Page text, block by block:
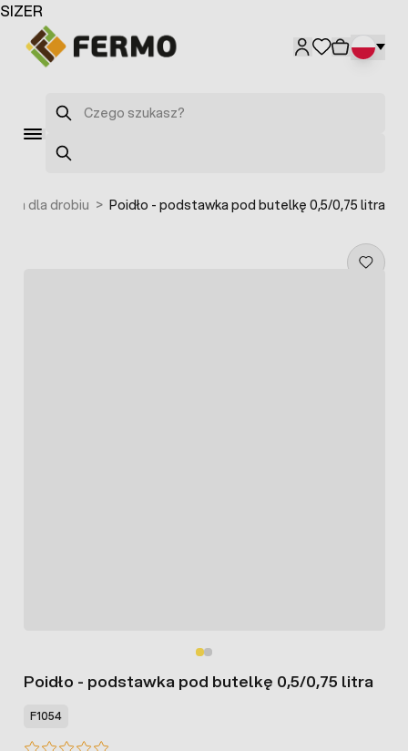
Przejdź do treści
Szukaj
Szukaj
dla drobiu > Poidło - podstawka pod butelkę 0,5/0,75 litra
Poidło - podstawka pod butelkę 0,5/0,75 litra
F1054
SIZER